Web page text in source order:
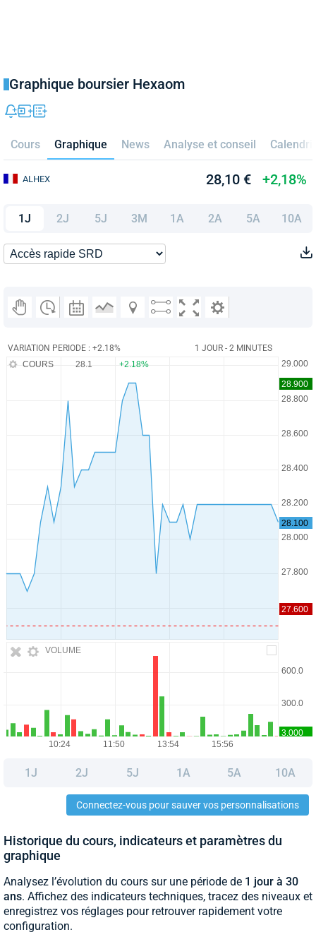
Graphique boursier Hexaom
Cours Graphique News Analyse et conseil
ALHEX 28,10 € +2,18%
1J 2J 5J 3M 1A 2A 5A 10A
VARIATION PERIODE : +2.18% 1 JOUR - 2 MINUTES
VOLUME
COURS 28.1 +2.18%
1J 2J 5J 1A 5A 10A
Connectez-vous pour sauver vos personnalisations
Historique du cours, indicateurs et paramètres du
graphique
Analysez l’évolution du cours sur une période de 1 jour à 30
ans. Affichez des indicateurs techniques, tracez des niveaux et
enregistrez vos réglages pour retrouver rapidement votre
configuration.